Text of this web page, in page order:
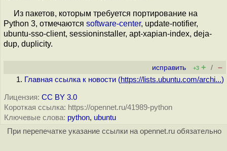
Из пакетов, которым требуется портирование на
Python 3, отмечаются software-center, update-notifier,
ubuntu-sso-client, sessioninstaller, apt-xapian-index, deja-
dup, duplicity.
исправить +3 + / –
Главная ссылка к новости (https://lists.ubuntu.com/archi...)
Лицензия: CC BY 3.0
Короткая ссылка: https://opennet.ru/41989-python
Ключевые слова: python, ubuntu
При перепечатке указание ссылки на opennet.ru обязательно